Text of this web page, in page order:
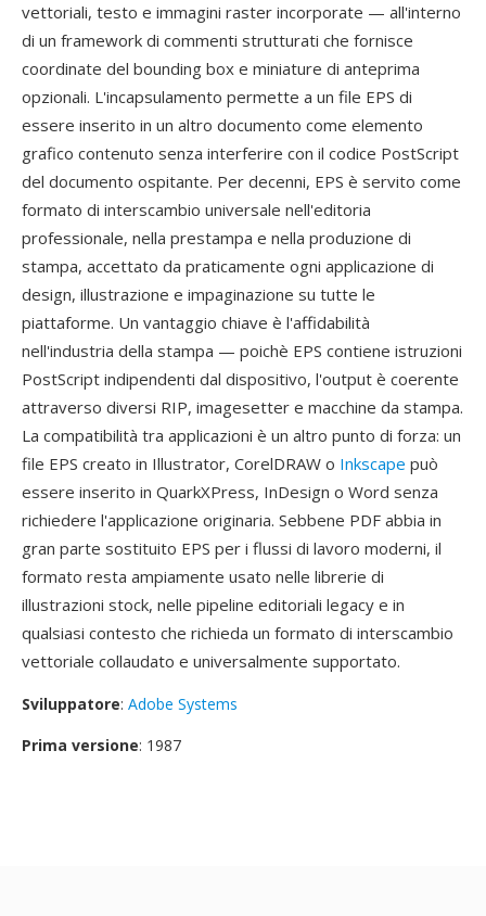
vettoriali, testo e immagini raster incorporate — all'interno
di un framework di commenti strutturati che fornisce
coordinate del bounding box e miniature di anteprima
opzionali. L'incapsulamento permette a un file EPS di
essere inserito in un altro documento come elemento
grafico contenuto senza interferire con il codice PostScript
del documento ospitante. Per decenni, EPS è servito come
formato di interscambio universale nell'editoria
professionale, nella prestampa e nella produzione di
stampa, accettato da praticamente ogni applicazione di
design, illustrazione e impaginazione su tutte le
piattaforme. Un vantaggio chiave è l'affidabilità
nell'industria della stampa — poichè EPS contiene istruzioni
PostScript indipendenti dal dispositivo, l'output è coerente
attraverso diversi RIP, imagesetter e macchine da stampa.
La compatibilità tra applicazioni è un altro punto di forza: un
file EPS creato in Illustrator, CorelDRAW o Inkscape può
essere inserito in QuarkXPress, InDesign o Word senza
richiedere l'applicazione originaria. Sebbene PDF abbia in
gran parte sostituito EPS per i flussi di lavoro moderni, il
formato resta ampiamente usato nelle librerie di
illustrazioni stock, nelle pipeline editoriali legacy e in
qualsiasi contesto che richieda un formato di interscambio
vettoriale collaudato e universalmente supportato.
Sviluppatore: Adobe Systems
Prima versione: 1987